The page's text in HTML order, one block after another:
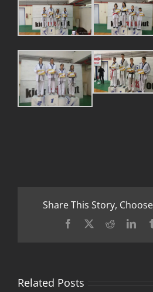
Share This Story,
Facebook Reddit
Related Posts